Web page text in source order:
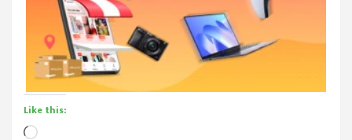
Like this:
Loading…